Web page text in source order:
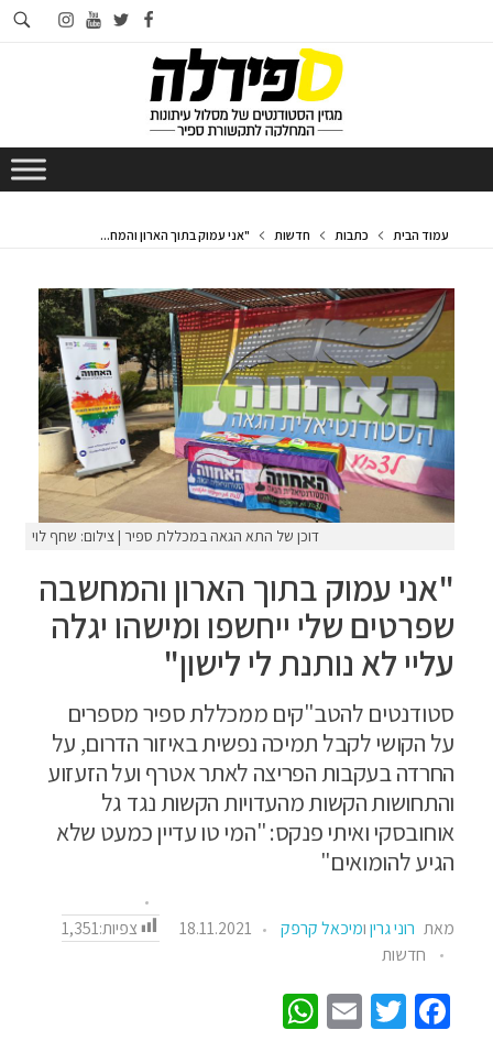
facebook
twitter
youtube
instagram
עמוד הבית כתבות חדשות "אני עמוק בתוך הארון והמח...
דוכן של התא הגאה במכללת ספיר | צילום: שחף לוי
"אני עמוק בתוך הארון והמחשבה
שפרטים שלי ייחשפו ומישהו יגלה
עליי לא נותנת לי לישון"
סטודנטים להטב"קים ממכללת ספיר מספרים
על הקושי לקבל תמיכה נפשית באיזור הדרום, על
החרדה בעקבות הפריצה לאתר אטרף ועל הזעזוע
והתחושות הקשות מהעדויות הקשות נגד גל
אוחובסקי ואיתי פנקס: "המי טו עדיין כמעט שלא
הגיע להומואים"
מאת רוני גריןומיכאל קרפק 18.11.2021 צפיות:1,351
חדשות
Fa
T
E